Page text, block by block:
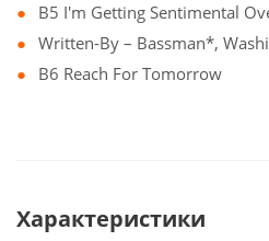
B5 I'm Getting Sentimental
Written-By – Bassman*,
B6 Reach For Tomorrow
Характеристики